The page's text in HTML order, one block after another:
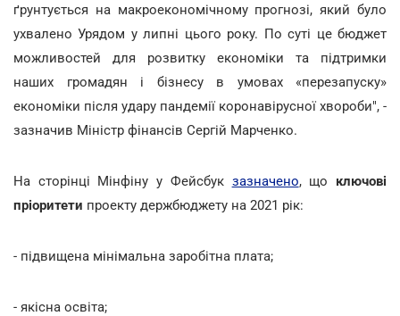
ґрунтується на макроекономічному прогнозі, який було
ухвалено Урядом у липні цього року. По суті це бюджет
можливостей для розвитку економіки та підтримки
наших громадян і бізнесу в умовах «перезапуску»
економіки після удару пандемії коронавірусної хвороби", -
зазначив Міністр фінансів Сергій Марченко.
На сторінці Мінфіну у Фейсбук зазначено, що ключові
пріоритети проекту держбюджету на 2021 рік:
- підвищена мінімальна заробітна плата;
- якісна освіта;